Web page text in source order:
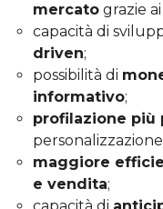
mercato grazie
capacità di
driven;
possibilità di
informativo;
profilazione più
maggiore
e vendita;